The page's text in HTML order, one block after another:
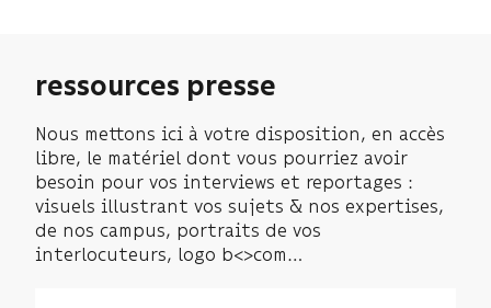
ressources presse
Nous mettons ici à votre disposition, en accès
libre, le matériel dont vous pourriez avoir
besoin pour vos interviews et reportages :
visuels illustrant vos sujets & nos expertises,
de nos campus, portraits de vos
interlocuteurs, logo b<>com…